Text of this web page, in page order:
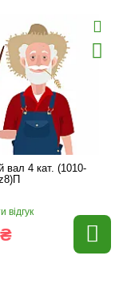
вал 4 кат. (1010-
відгук